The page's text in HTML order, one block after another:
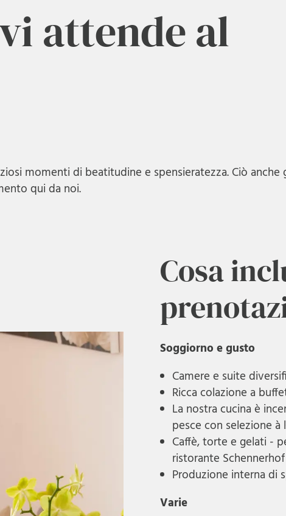
attende al
momenti di beatitudine e spensieratezza. Ciò anche
qui da noi.
Cosa
Soggiorno e gusto
Camere e suite
Ricca colazione a
La nostra cucina è
pesce con selezione
Caffè, torte e gelati -
ristorante
Produzione interna di
Varie